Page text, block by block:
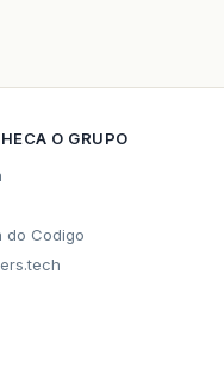
O GRUPO
do Codigo